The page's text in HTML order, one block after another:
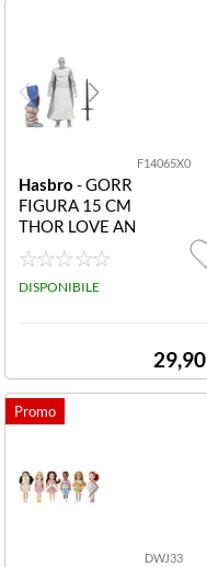
F14065X0
Hasbro - GORR
FIGURA 15 CM
THOR LOVE AN
D THUNDER T
HR 4 LEGENDS
NECRO3 MOVI
DISPONIBILE
29,90
DWJ33